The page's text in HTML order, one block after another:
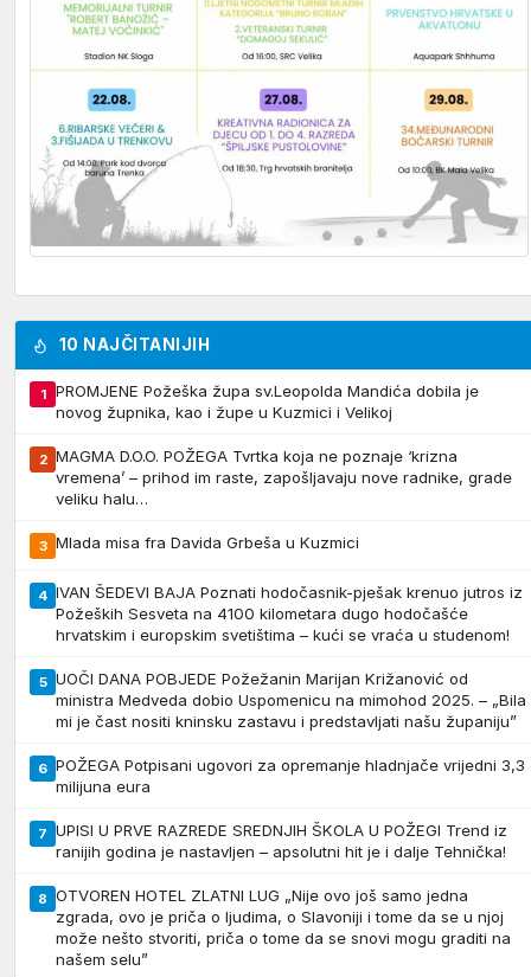
10 NAJČITANIJIH
1
PROMJENE Požeška župa sv.Leopolda Mandića dobila je
novog župnika, kao i župe u Kuzmici i Velikoj
2 MAGMA D.O.O. POŽEGA Tvrtka koja ne poznaje ‘krizna
vremena’ – prihod im raste, zapošljavaju nove radnike, grade
veliku halu…
3 Mlada misa fra Davida Grbeša u Kuzmici
4 IVAN ŠEDEVI BAJA Poznati hodočasnik-pješak krenuo jutros iz
Požeških Sesveta na 4100 kilometara dugo hodočašće
hrvatskim i europskim svetištima – kući se vraća u studenom!
5 UOČI DANA POBJEDE Požežanin Marijan Križanović od
ministra Medveda dobio Uspomenicu na mimohod 2025. – „Bila
mi je čast nositi kninsku zastavu i predstavljati našu županiju”
6 POŽEGA Potpisani ugovori za opremanje hladnjače vrijedni 3,3
milijuna eura
7 UPISI U PRVE RAZREDE SREDNJIH ŠKOLA U POŽEGI Trend iz
ranijih godina je nastavljen – apsolutni hit je i dalje Tehnička!
8 OTVOREN HOTEL ZLATNI LUG „Nije ovo još samo jedna
zgrada, ovo je priča o ljudima, o Slavoniji i tome da se u njoj
može nešto stvoriti, priča o tome da se snovi mogu graditi na
našem selu”